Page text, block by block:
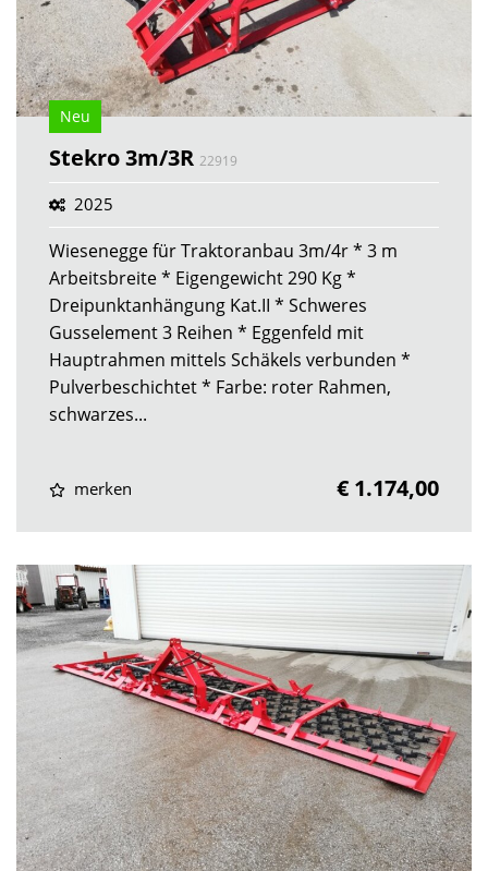
Neu
Stekro 3m/3R 22919
2025
Wiesenegge für Traktoranbau 3m/4r * 3 m
Arbeitsbreite * Eigengewicht 290 Kg *
Dreipunktanhängung Kat.II * Schweres
Gusselement 3 Reihen * Eggenfeld mit
Hauptrahmen mittels Schäkels verbunden *
Pulverbeschichtet * Farbe: roter Rahmen,
schwarzes...
merken € 1.174,00